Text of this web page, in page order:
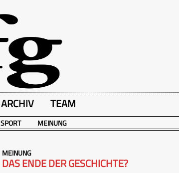
ARCHIV TEAM
SPORT MEINUNG
MEINUNG
DAS ENDE DER GESCHICHTE?